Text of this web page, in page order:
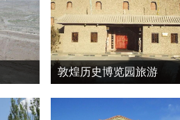
敦煌历史博览园旅游